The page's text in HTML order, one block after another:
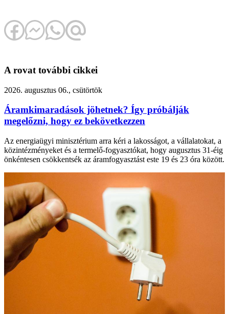
A rovat további cikkei
2026. augusztus 06., csütörtök
Áramkimaradások jöhetnek? Így próbálják
megelőzni, hogy ez bekövetkezzen
Az energiaügyi minisztérium arra kéri a lakosságot, a vállalatokat, a
közintézményeket és a termelő-fogyasztókat, hogy augusztus 31-éig
önkéntesen csökkentsék az áramfogyasztást este 19 és 23 óra között.